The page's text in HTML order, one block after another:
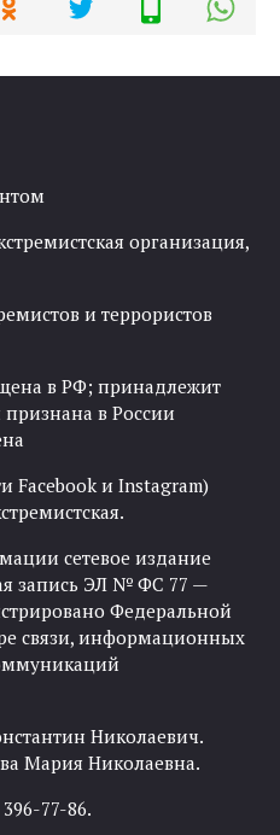
организация,
и террористов
в РФ; принадлежит
в России
Facebook и Instagram)
сетевое издание
запись ЭЛ № ФС 77 —
Федеральной
связи, информационных
Николаевич.
Мария Николаевна.
77-86.